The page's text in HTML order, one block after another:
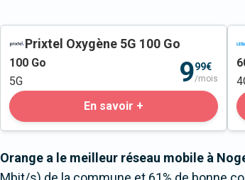
Prixtel Oxygène 5G 100 Go
100 Go
5G
999€
/mois
En savoir +
Orange a le meilleur réseau mobile à